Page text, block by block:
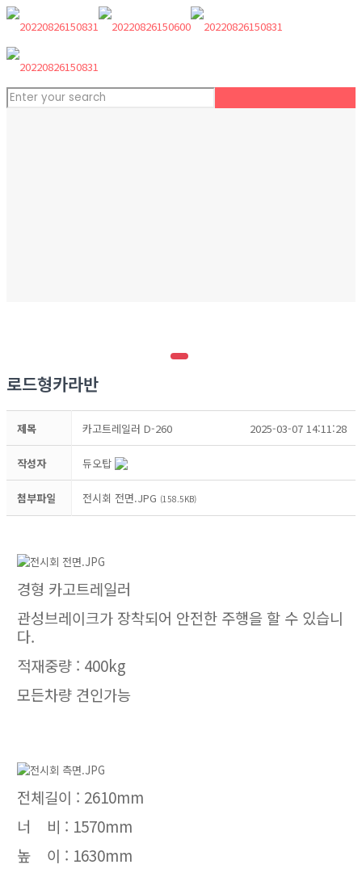
로드형카라반
제목 카고트레일러 D-260 2025-03-07 14:11:28
작성자 듀오탑
첨부파일 전시회 전면.JPG (158.5KB)
경형 카고트레일러
관성브레이크가 장착되어 안전한 주행을 할 수 있습니
다.
적재중량 : 400kg
모든차량 견인가능
전체길이 : 2610mm
너 비 : 1570mm
높 이 : 1630mm